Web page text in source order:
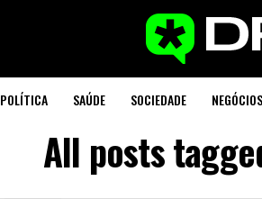
POLÍTICA SAÚDE SOCIEDADE NEGÓCIOS
All posts